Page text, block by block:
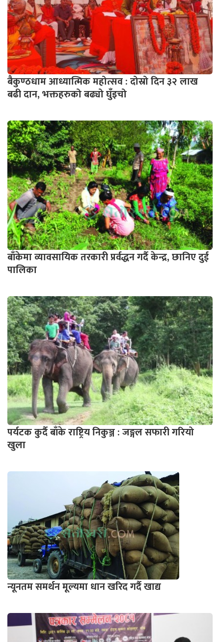
बैकुण्ठधाम आध्यात्मिक महोत्सव : दोस्रो दिन ३२ लाख
बढी दान, भक्तहरुको बढ्यो घुँइचो
बाँकेमा व्यावसायिक तरकारी प्रर्वद्धन गर्दै केन्द्र, छानिए दुई
पालिका
पर्यटक कुर्दै बाँके राष्ट्रिय निकुञ्ज : जङ्गल सफारी गरियो
खुला
न्यूनतम समर्थन मूल्यमा धान खरिद गर्दै खाद्य